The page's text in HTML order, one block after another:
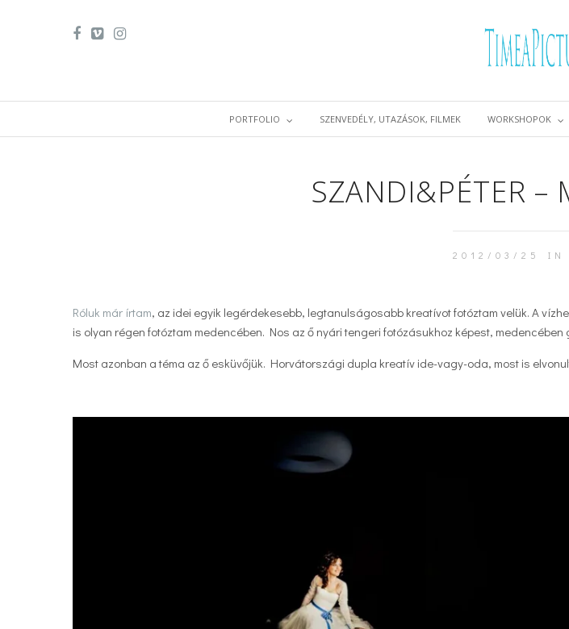
PORTFOLIO SZENVEDÉLY, UTAZÁSOK, FILMEK WORKSHOPOK
SZANDI&PÉTER –
2012/03/25 IN
Róluk már írtam, az idei egyik legérdekesebb, legtanulságosabb kreatívot fotóztam velük. A
is olyan régen fotóztam medencében. Nos az ő nyári tengeri fotózásukhoz képest, medencében
Most azonban a téma az ő esküvőjük. Horvátországi dupla kreatív ide-vagy-oda, most is